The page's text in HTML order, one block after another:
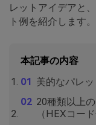
レットアイデアと
ト例を紹介します。
本記事の内容
美的なパレ
20種類以上
（HEXコード